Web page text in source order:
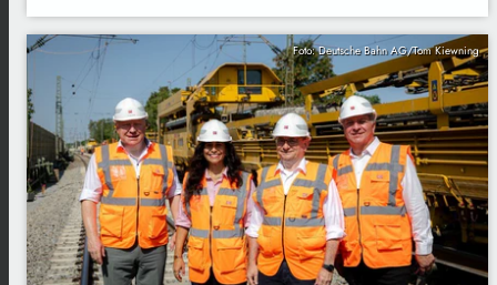
Foto: Deutsche Bahn AG/Tom Kiewning